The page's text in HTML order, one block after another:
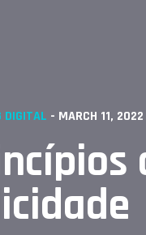
DIGITAL - MARCH 11, 2022